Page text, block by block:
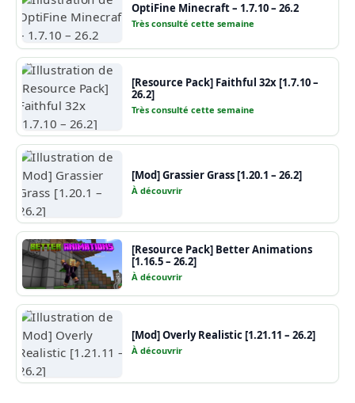
OptiFine Minecraft – 1.7.10 – 26.2
Très consulté cette semaine
[Resource Pack] Faithful 32x [1.7.10 –
26.2]
Très consulté cette semaine
[Mod] Grassier Grass [1.20.1 – 26.2]
À découvrir
[Resource Pack] Better Animations
[1.16.5 – 26.2]
À découvrir
[Mod] Overly Realistic [1.21.11 – 26.2]
À découvrir